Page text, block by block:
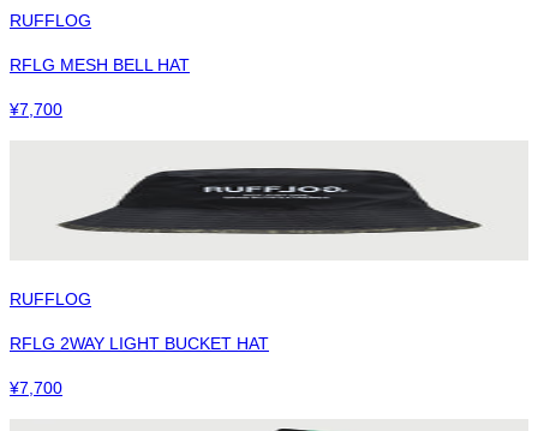
RUFFLOG
RFLG MESH BELL HAT
¥7,700
RUFFLOG
RFLG 2WAY LIGHT BUCKET HAT
¥7,700